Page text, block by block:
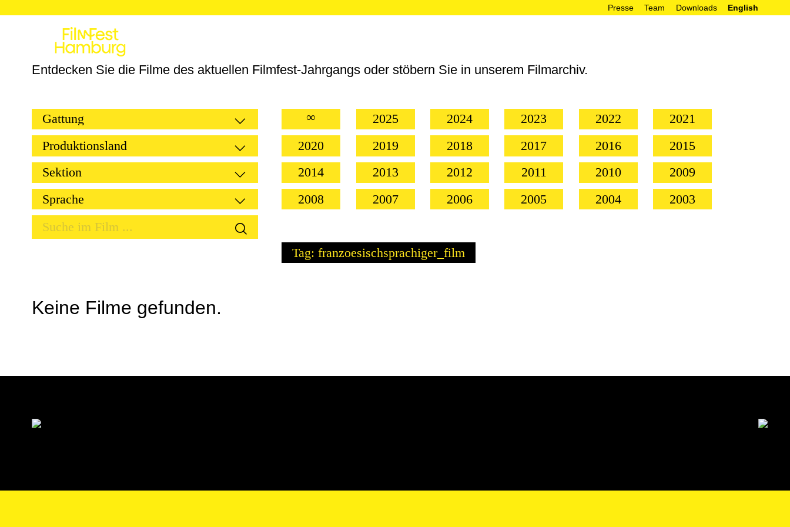
Presse Team Downloads English
Entdecken Sie die Filme des aktuellen Filmfest-Jahrgangs oder stöbern Sie in unserem Filmarchiv.
∞ 2025 2024 2023 2022
2021
2020
2019 2018 2017 2016
2015
2014
2013 2012 2011 2010
2009
2008
2007 2006 2005 2004 2003
Tag: franzoesischsprachiger_film
Keine Filme gefunden.